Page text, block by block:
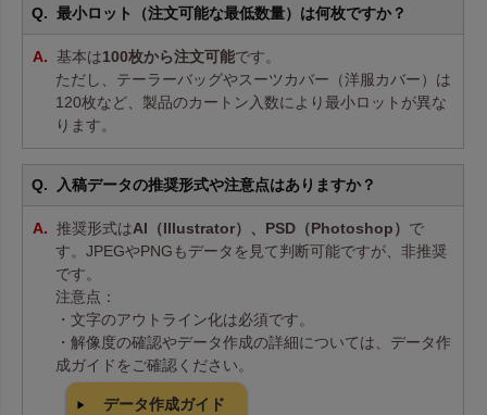
最小ロット（注文可能な最低数量）は何枚ですか？
基本は100枚から注文可能です。
ただし、テーラーバッグやスーツカバー（洋服カバー）は
120枚など、製品のカートン入数により最小ロットが異な
ります。
入稿データの推奨形式や注意点はありますか？
推奨形式はAI（Illustrator）、PSD（Photoshop） で
す。JPEGやPNGもデータを見て判断可能ですが、非推奨
です。
注意点：
・文字のアウトライン化は必須です。
・解像度の確認やデータ作成の詳細については、データ作
成ガイドをご確認ください。
データ作成ガイド